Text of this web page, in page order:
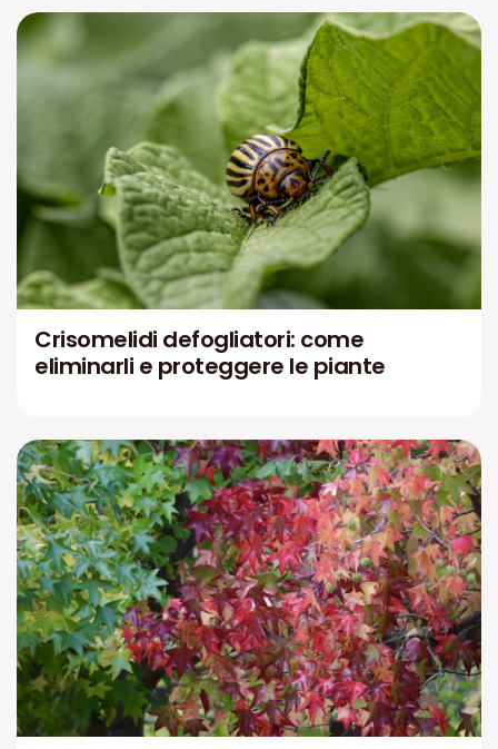
Crisomelidi defogliatori: come
eliminarli e proteggere le piante